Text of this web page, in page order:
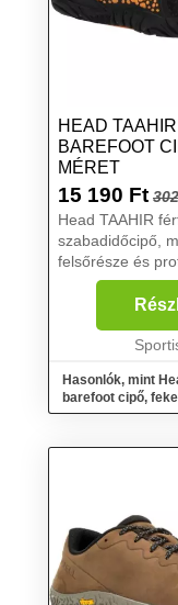
HEAD
BAREFOOT
MÉRET
15 190 Ft
Head TAAHIR
szabadidőcipő,
felsőrésze és
téged is le fog
könnyű és
középtalppal
Hasonlók, mint
barefoot cipő,